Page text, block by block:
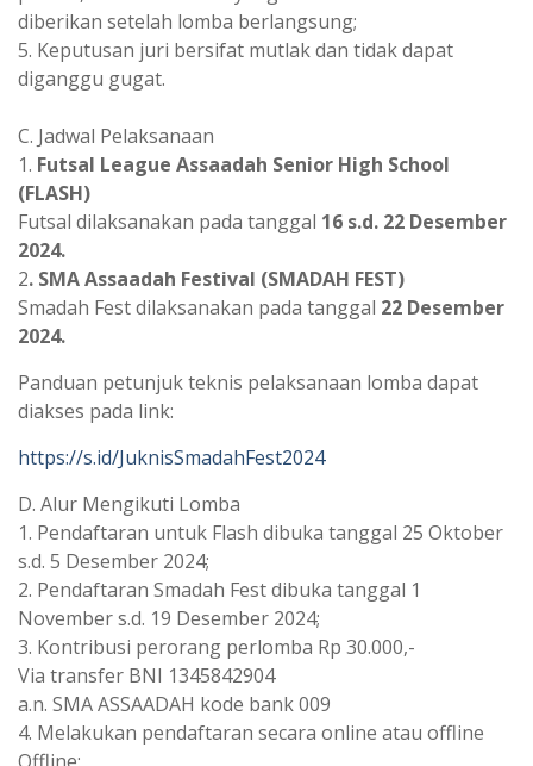
diberikan setelah lomba berlangsung;
5. Keputusan juri bersifat mutlak dan tidak dapat
diganggu gugat.
C. Jadwal Pelaksanaan
1. Futsal League Assaadah Senior High School
(FLASH)
Futsal dilaksanakan pada tanggal 16 s.d. 22 Desember
2024.
2. SMA Assaadah Festival (SMADAH FEST)
Smadah Fest dilaksanakan pada tanggal 22 Desember
2024.
Panduan petunjuk teknis pelaksanaan lomba dapat
diakses pada link:
https://s.id/JuknisSmadahFest2024
D. Alur Mengikuti Lomba
1. Pendaftaran untuk Flash dibuka tanggal 25 Oktober
s.d. 5 Desember 2024;
2. Pendaftaran Smadah Fest dibuka tanggal 1
November s.d. 19 Desember 2024;
3. Kontribusi perorang perlomba Rp 30.000,-
Via transfer BNI 1345842904
a.n. SMA ASSAADAH kode bank 009
4. Melakukan pendaftaran secara online atau offline